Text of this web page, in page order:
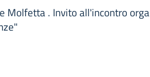
Molfetta . Invito all'incontro